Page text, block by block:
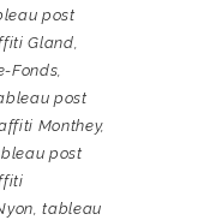
post
Gland,
Fonds,
post
Monthey,
post
,tableau